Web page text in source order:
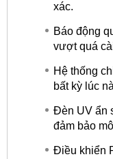
xác.
Báo động
vượt quá
Hệ thống
bất kỳ lúc
Đèn UV ẩn
đảm bảo
Điều khiển